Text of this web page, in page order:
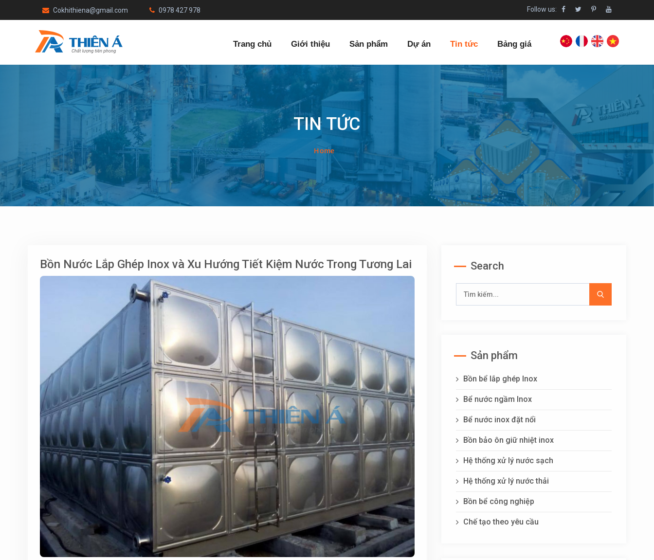
Cokhithiena@gmail.com 0978 427 978 Follow us:
Trang chủ Giới thiệu Sản phẩm Dự án Tin tức Bảng giá
TIN TỨC
Home
Bồn Nước Lắp Ghép Inox và Xu Hướng Tiết Kiệm Nước Trong Tương Lai Search
Sản phẩm
Bồn bể lắp ghép Inox
Bể nước ngầm Inox
Bể nước inox đặt nổi
Bồn bảo ôn giữ nhiệt inox
Hệ thống xử lý nước sạch
Hệ thống xử lý nước thải
Bồn bể công nghiệp
Chế tạo theo yêu cầu